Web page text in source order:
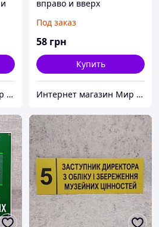
Интернет магазин Мир стендов. Товары из Украины
вправо и вверх
Под заказ
58 грн
Купить
Интернет магазин Мир стендов. Товары из Украины